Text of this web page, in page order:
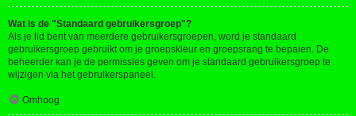
Wat is de "Standaard gebruikersgroep"?
Als je lid bent van meerdere gebruikersgroepen, word je standaard
gebruikersgroep gebruikt om je groepskleur en groepsrang te bepalen. De
beheerder kan je de permissies geven om je standaard gebruikersgroep te
wijzigen via het gebruikerspaneel.
Omhoog